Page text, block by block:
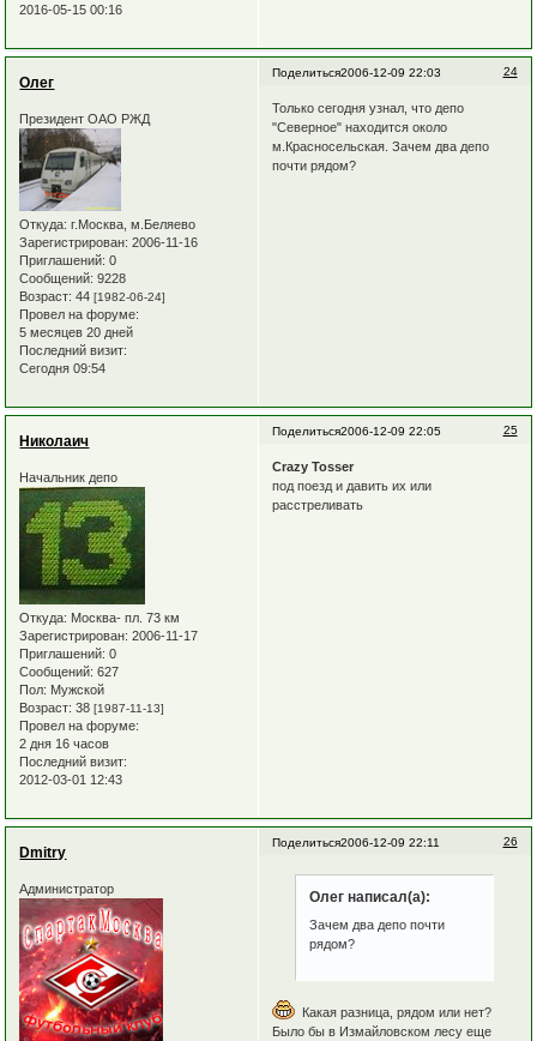
2016-05-15 00:16
Поделиться 24
2006-12-09 22:03
Олег
Президент ОАО РЖД
Откуда: г.Москва, м.Беляево
Зарегистрирован: 2006-11-16
Приглашений: 0
Сообщений: 9228
Возраст: 44[1982-06-24]
Провел на форуме:
5 месяцев 20 дней
Последний визит:
Сегодня 09:54
Только сегодня узнал, что депо
"Северное" находится около
м.Красносельская. Зачем два депо
почти рядом?
Поделиться 25
2006-12-09 22:05
Николаич
Начальник депо
Откуда: Москва- пл. 73 км
Зарегистрирован: 2006-11-17
Приглашений: 0
Сообщений: 627
Пол: Мужской
Возраст: 38[1987-11-13]
Провел на форуме:
2 дня 16 часов
Последний визит:
2012-03-01 12:43
Crazy Tosser
под поезд и давить их или
расстреливать
Поделиться 26
2006-12-09 22:11
Dmitry
Администратор Олег написал(а):
Зачем два депо почти
рядом?
Какая разница, рядом или нет?
Было бы в Измайловском лесу еще